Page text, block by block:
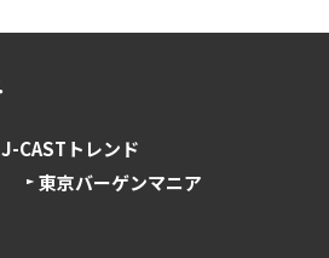
J-CASTトレンド
東京バーゲンマニア